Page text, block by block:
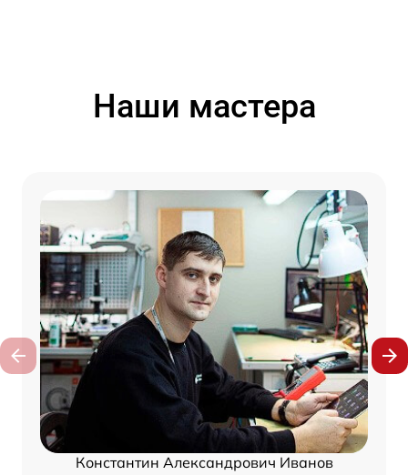
Наши мастера
Константин Александрович Иванов